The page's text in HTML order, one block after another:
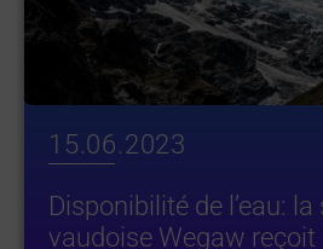
15.06.2023
Disponibilité de l’eau:
vaudoise Wegaw reçoit